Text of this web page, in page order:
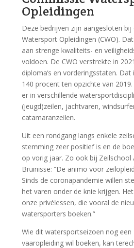
Opleidingen
Deze bedrijven zijn aangesloten bij
Watersport Opleidingen (CWO).
aan strenge kwaliteits- en
voldoen. De CWO verstrekte in
diploma’s en vorderingsstaten. Dat
140 procent ten opzichte van 2019.
er in verschillende
(jeugd)zeilen, jachtvaren,
catamaranzeilen.
Uit een rondgang langs enkele
stemming zeer positief is en de
op vorig jaar. Zo ook bij Zeilschool
Bruinisse: “De animo voor
Sinds de coronapandemie willen
het varen onder de knie krijgen.
onze privélessen, die vooral de
watersporters boeken.”
Wie dit watersportseizoen nog een
vaaropleiding wil boeken, kan